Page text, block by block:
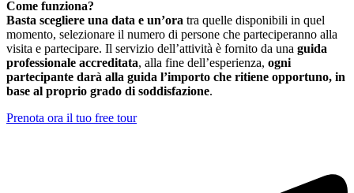
Come funziona?
Basta scegliere una data e un’ora tra quelle disponibili in quel
momento, selezionare il numero di persone che parteciperanno alla
visita e partecipare. Il servizio dell’attività è fornito da una guida
professionale accreditata, alla fine dell’esperienza, ogni
partecipante darà alla guida l’importo che ritiene opportuno, in
base al proprio grado di soddisfazione.
Prenota ora il tuo free tour